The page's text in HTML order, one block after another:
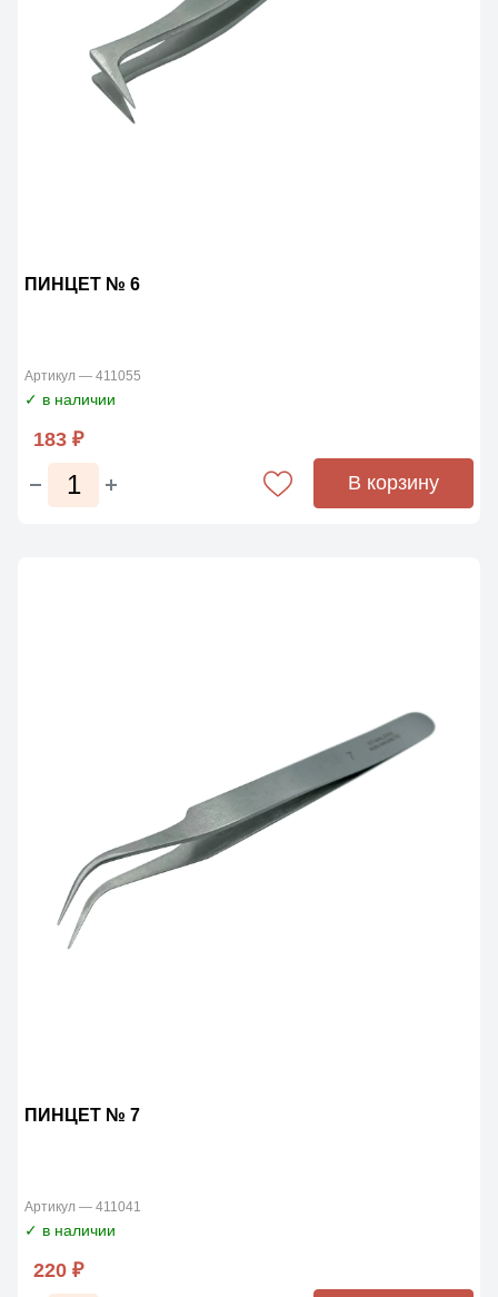
ПИНЦЕТ № 6
Артикул — 411055
✓ в наличии
183 ₽
В корзину
ПИНЦЕТ № 7
Артикул — 411041
✓ в наличии
220 ₽